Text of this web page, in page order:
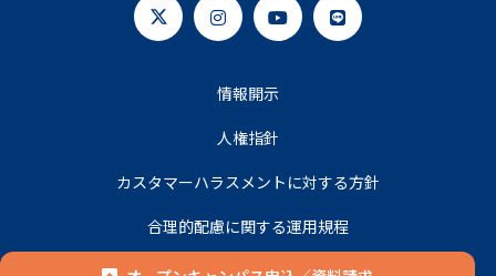
情報開示
人権指針
カスタマーハラスメントに対する方針
合理的配慮に関する運用規程
プライバシーポリシー